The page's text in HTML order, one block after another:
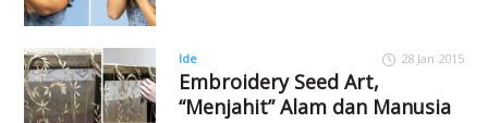
Ide 28 Jan 2015
Embroidery Seed Art,
“Menjahit” Alam dan Manusia